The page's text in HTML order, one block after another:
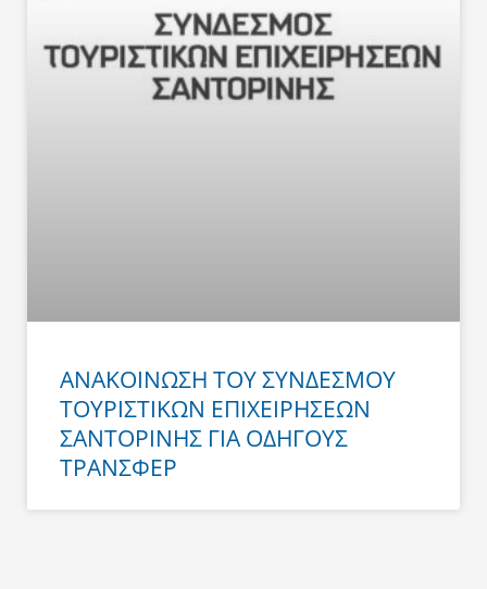
ΑΝΑΚΟΙΝΩΣΗ ΤΟΥ ΣΥΝΔΕΣΜΟΥ
ΤΟΥΡΙΣΤΙΚΩΝ ΕΠΙΧΕΙΡΗΣΕΩΝ
ΣΑΝΤΟΡΙΝΗΣ ΓΙΑ ΟΔΗΓΟΥΣ
ΤΡΑΝΣΦΕΡ